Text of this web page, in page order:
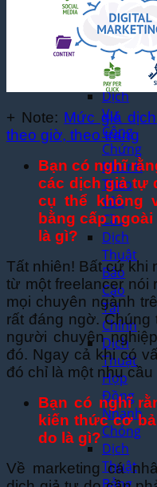
Lấy
Tại Hà
Nội
Dịch
Vụ
Công
Chứng
Nhanh
Theo
Yêu
Cầu
Dịch
Thuật
Báo
Cáo
Tài
Chính
Dịch
Thuật
Hợp
Đồng
Nhanh
Chóng
Dịch
Thuật
+ Note: Mức giá
theo giờ, theo trang
Bạn có nghĩ
các dịch giả tự
cụ thể không
bằng cấp
là gì?
Tất nhiên! Bất cứ khi
từ một freelancer nói
mọi chuyên ngành
rất đáng ngờ.
người chuyên
đó. Ngay cả khi có
đó chỉ là một nhu
Bạn có nghĩ
kiến thức cơ
do là gì?
Về marketing cá